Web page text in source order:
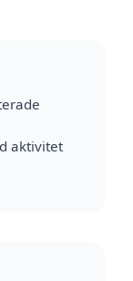
aktivitet